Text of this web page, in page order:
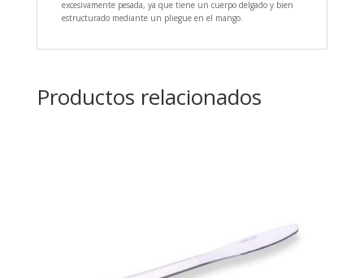
excesivamente pesada, ya que tiene un cuerpo delgado y bien
estructurado mediante un pliegue en el mango.
Productos relacionados